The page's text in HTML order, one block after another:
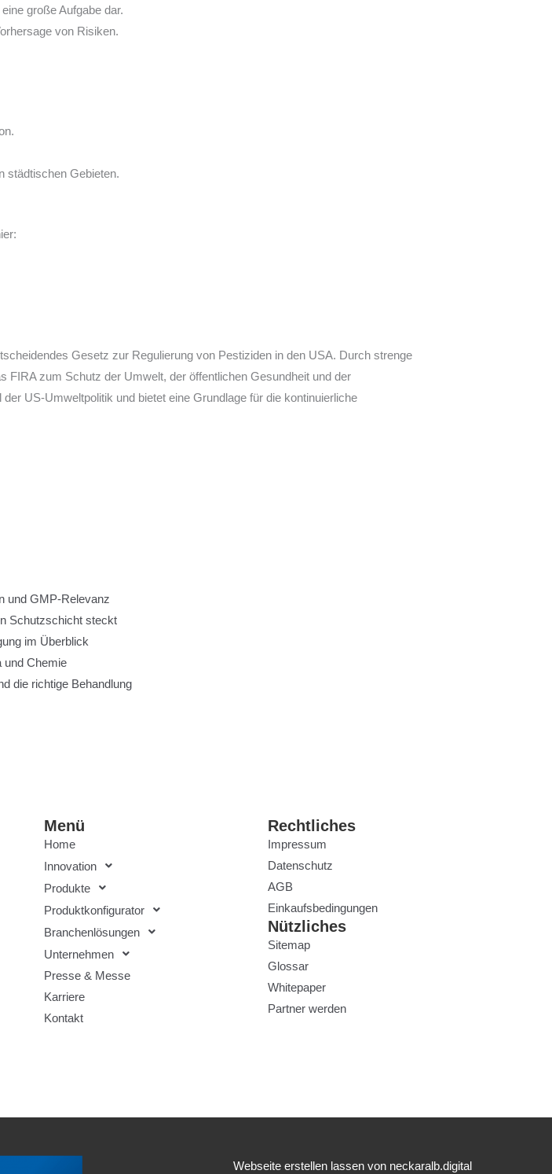
große Aufgabe dar.
von Risiken.
städtischen Gebieten.
Gesetz zur Regulierung von Pestiziden in den USA. Durch strenge
FIRA zum Schutz der Umwelt, der öffentlichen Gesundheit und der
US-Umweltpolitik und bietet eine Grundlage für die kontinuierliche
und GMP-Relevanz
Schutzschicht steckt
im Überblick
und Chemie
die richtige Behandlung
Menü
Home
Innovation
Produkte
Produktkonfigurator
Branchenlösungen
Unternehmen
Presse & Messe
Karriere
Kontakt
Rechtliches
Impressum
Datenschutz
AGB
Einkaufsbedingungen
Nützliches
Sitemap
Glossar
Whitepaper
Partner werden
Webseite erstellen lassen von neckaralb.digital